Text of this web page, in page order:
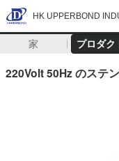
HK UPPERBOND
家 プロダク
220Volt 50Hz のステ